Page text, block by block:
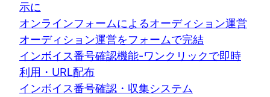
示に
オンラインフォームによるオーディション運営
オーディション運営をフォームで完結
インボイス番号確認機能-ワンクリックで即時
利用・URL配布
インボイス番号確認・収集システム